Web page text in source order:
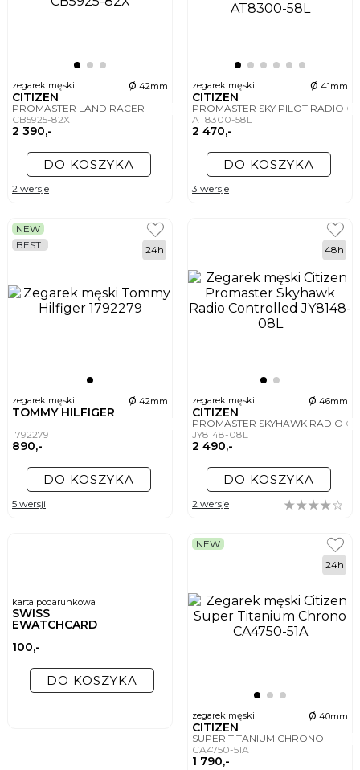
zegarek męski ø 42mm
CITIZEN
PROMASTER LAND RACER
CB5925-82X
2 390,-
DO KOSZYKA
2 wersje
zegarek męski ø 41mm
CITIZEN
PROMASTER SKY PILOT RADIO
AT8300-58L
2 470,-
DO KOSZYKA
3 wersje
zegarek męski ø 42mm
TOMMY HILFIGER
1792279
890,-
NEW
BEST
24h
DO KOSZYKA
5 wersji
zegarek męski ø 46mm
CITIZEN
PROMASTER SKYHAWK RADIO
JY8148-08L
2 490,-
48h
DO KOSZYKA
2 wersje
karta podarunkowa
SWISS
EWATCHCARD
100,-
DO KOSZYKA
zegarek męski ø 40mm
CITIZEN
SUPER TITANIUM CHRONO
CA4750-51A
1 790,-
NEW
24h